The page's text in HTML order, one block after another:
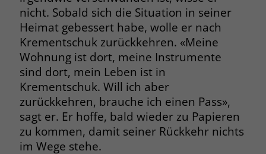
nicht. Sobald sich die Situation in seiner
Heimat gebessert habe, wolle er nach
Krementschuk zurückkehren. «Meine
Wohnung ist dort, meine Instrumente
sind dort, mein Leben ist in
Krementschuk. Will ich aber
zurückkehren, brauche ich einen Pass»,
sagt er. Er hoffe, bald wieder zu Papieren
zu kommen, damit seiner Rückkehr nichts
im Wege stehe.